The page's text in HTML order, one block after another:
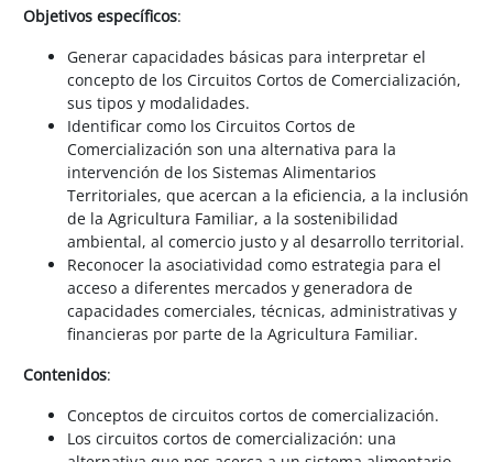
Objetivos específicos:
Generar capacidades básicas para interpretar el
concepto de los Circuitos Cortos de Comercialización,
sus tipos y modalidades.
Identificar como los Circuitos Cortos de
Comercialización son una alternativa para la
intervención de los Sistemas Alimentarios
Territoriales, que acercan a la eficiencia, a la inclusión
de la Agricultura Familiar, a la sostenibilidad
ambiental, al comercio justo y al desarrollo territorial.
Reconocer la asociatividad como estrategia para el
acceso a diferentes mercados y generadora de
capacidades comerciales, técnicas, administrativas y
financieras por parte de la Agricultura Familiar.
Contenidos:
Conceptos de circuitos cortos de comercialización.
Los circuitos cortos de comercialización: una